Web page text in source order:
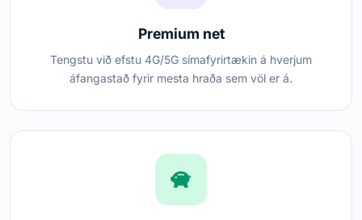
Premium net
Tengstu við efstu 4G/5G símafyrirtækin á hverjum
áfangastað fyrir mesta hraða sem völ er á.